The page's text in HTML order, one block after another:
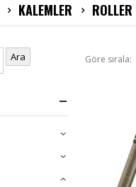
KALEMLER
Göre sırala:
Ara